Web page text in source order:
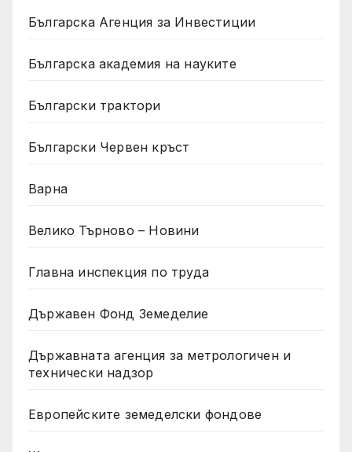
Българска Агенция за Инвестиции
Българска академия на науките
Български трактори
Български Червен кръст
Варна
Велико Търново – Новини
Главна инспекция по труда
Държавен Фонд Земеделие
Държавната агенция за метрологичен и
технически надзор
Европейските земеделски фондове